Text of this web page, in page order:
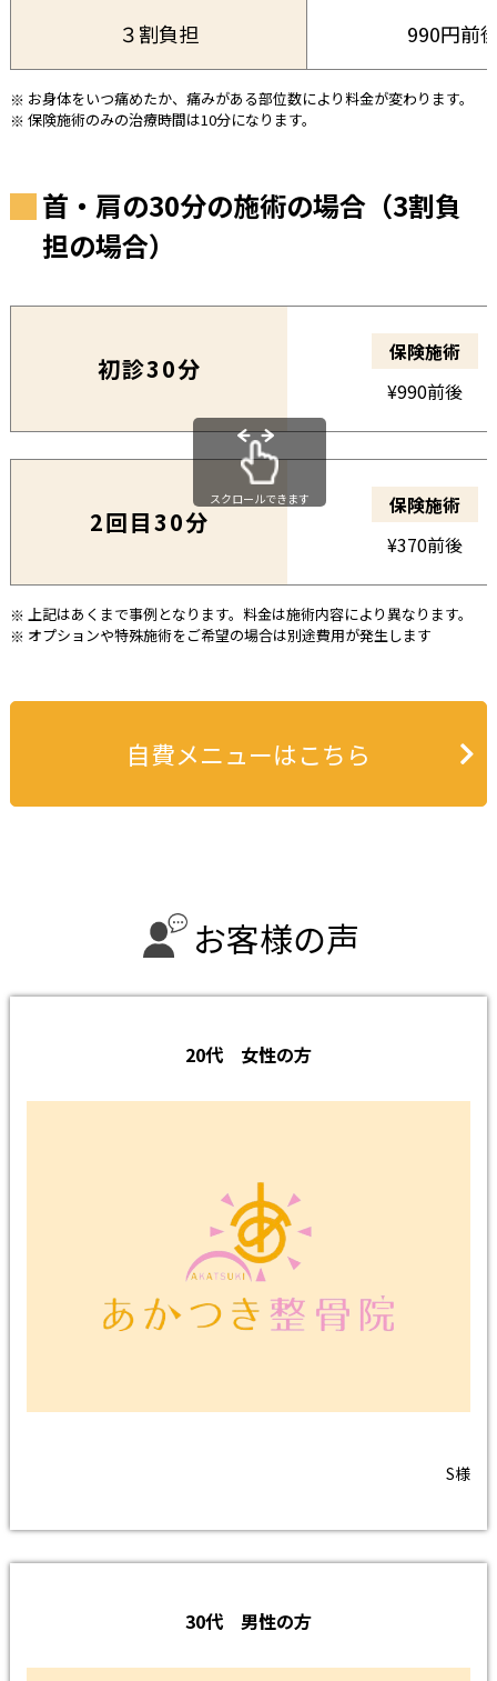
３割負担 990円前
お身体をいつ痛めたか、痛みがある部位数により料金が変わります。
保険施術のみの治療時間は10分になります。
首・肩の30分の施術の場合（3割負
担の場合）
初診30分
保険施術
¥990前後
2回目30分
保険施術
¥370前後
スクロールできます
上記はあくまで事例となります。料金は施術内容により異なります。
オプションや特殊施術をご希望の場合は別途費用が発生します
自費メニューはこちら
お客様の声
20代 女性の方
S様
30代 男性の方